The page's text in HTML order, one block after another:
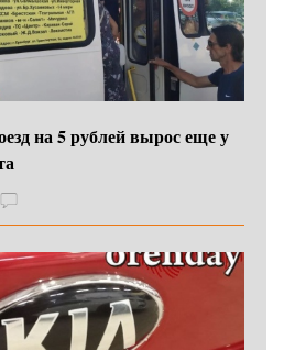
на 5 рублей вырос еще у